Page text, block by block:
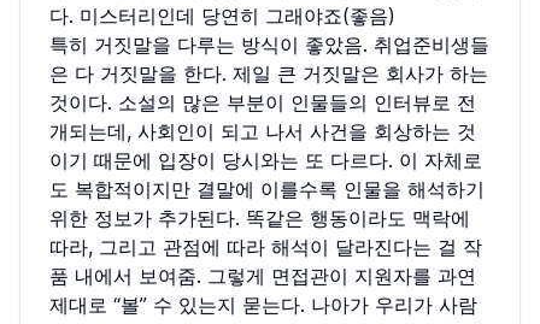
다. 미스터리인데 당연히 그래야죠(좋음)
특히 거짓말을 다루는 방식이 좋았음. 취업준비생들
은 다 거짓말을 한다. 제일 큰 거짓말은 회사가 하는
것이다. 소설의 많은 부분이 인물들의 인터뷰로 전
개되는데, 사회인이 되고 나서 사건을 회상하는 것
이기 때문에 입장이 당시와는 또 다르다. 이 자체로
도 복합적이지만 결말에 이를수록 인물을 해석하기
위한 정보가 추가된다. 똑같은 행동이라도 맥락에
따라, 그리고 관점에 따라 해석이 달라진다는 걸 작
품 내에서 보여줌. 그렇게 면접관이 지원자를 과연
제대로 “볼” 수 있는지 묻는다. 나아가 우리가 사람